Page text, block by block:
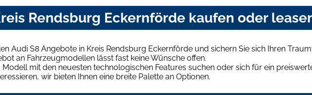
Rendsburg Eckernförde kaufen oder
Audi S8 Angebote in Kreis Rendsburg Eckernförde und sichern Sie sich Ihren
an Fahrzeugmodellen lässt fast keine Wünsche offen.
Modell mit den neuesten technologischen Features suchen oder sich für ein
wir bieten Ihnen eine breite Palette an Optionen.